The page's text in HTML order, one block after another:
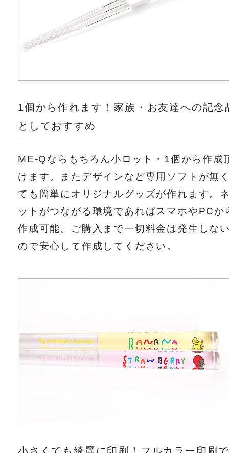
1個から作れます！家族・お友達への記念
としておすすめ
ME-Qならもちろん小ロット・1個から作成
けます。またデザインなど専用ソフトが無
ても簡単にオリジナルグッズが作れます。
ットがつながる環境であればスマホやPCか
作成可能。ご購入まで一切料金は発生しな
ので安心して作成してください。